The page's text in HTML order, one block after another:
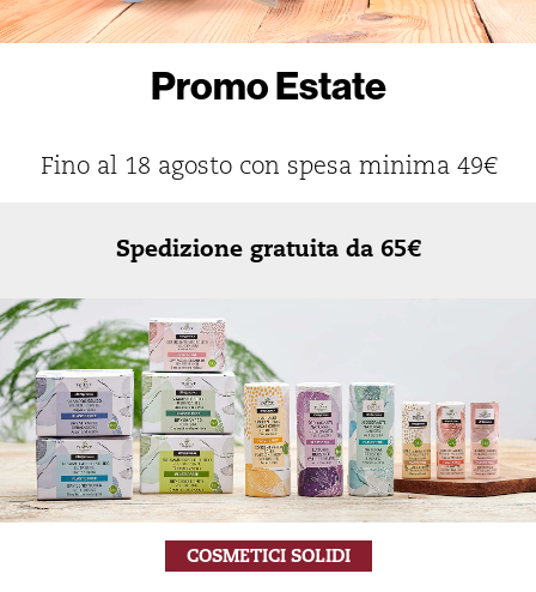
Promo Estate
Fino al 18 agosto con spesa minima 49€
Spedizione gratuita da 65€
COSMETICI SOLIDI